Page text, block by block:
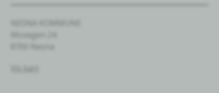
Movegen 24
Vis kart